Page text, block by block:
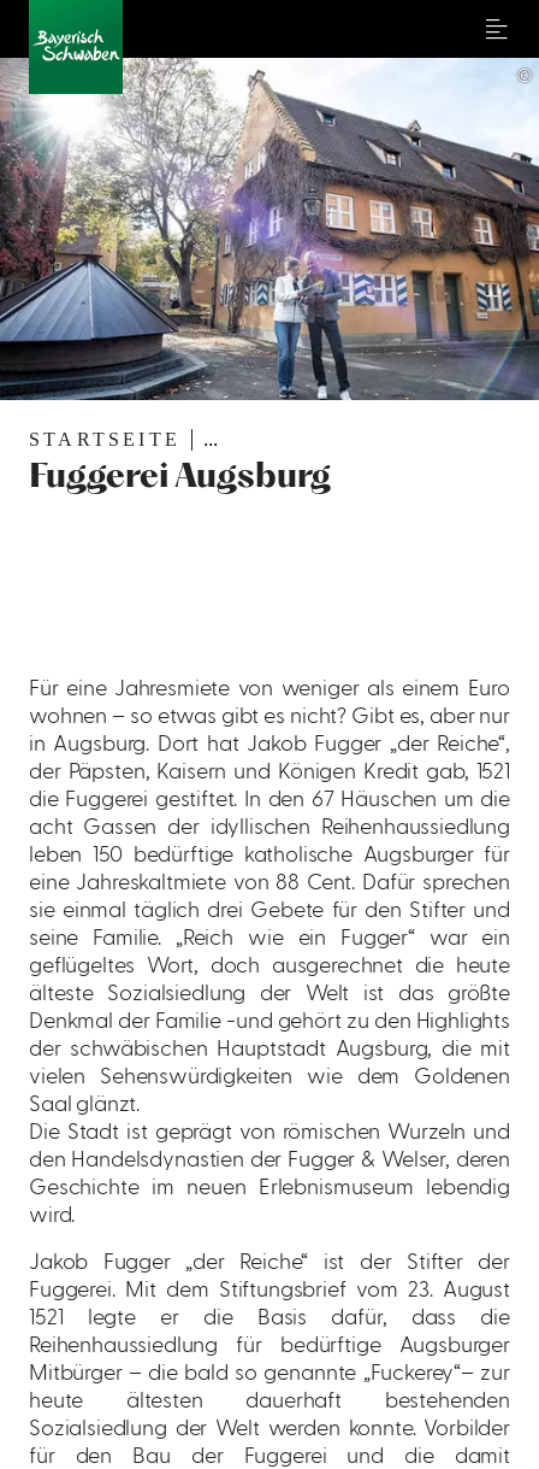
Menu
©
STARTSEITE ...
Fuggerei Augsburg
Für eine Jahresmiete von weniger als einem Euro
wohnen – so etwas gibt es nicht? Gibt es, aber nur
in Augsburg. Dort hat Jakob Fugger „der Reiche“,
der Päpsten, Kaisern und Königen Kredit gab, 1521
die Fuggerei gestiftet. In den 67 Häuschen um die
acht Gassen der idyllischen Reihenhaussiedlung
leben 150 bedürftige katholische Augsburger für
eine Jahreskaltmiete von 88 Cent. Dafür sprechen
sie einmal täglich drei Gebete für den Stifter und
seine Familie. „Reich wie ein Fugger“ war ein
geflügeltes Wort, doch ausgerechnet die heute
älteste Sozialsiedlung der Welt ist das größte
Denkmal der Familie -und gehört zu den Highlights
der schwäbischen Hauptstadt Augsburg, die mit
vielen Sehenswürdigkeiten wie dem Goldenen
Saal glänzt.
Die Stadt ist geprägt von römischen Wurzeln und
den Handelsdynastien der Fugger & Welser, deren
Geschichte im neuen Erlebnismuseum lebendig
wird.
Jakob Fugger „der Reiche“ ist der Stifter der
Fuggerei. Mit dem Stiftungsbrief vom 23. August
1521 legte er die Basis dafür, dass die
Reihenhaussiedlung für bedürftige Augsburger
Mitbürger – die bald so genannte „Fuckerey“– zur
heute ältesten dauerhaft bestehenden
Sozialsiedlung der Welt werden konnte. Vorbilder
für den Bau der Fuggerei und die damit